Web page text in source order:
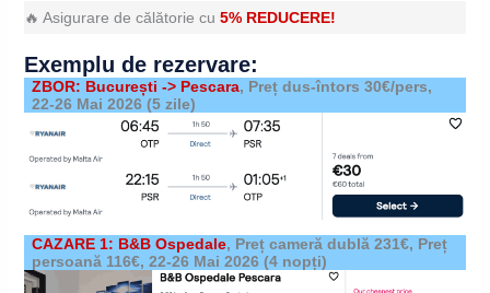
🔥 Asigurare de călătorie cu 5% REDUCERE!
Exemplu de rezervare:
ZBOR: București -> Pescara, Preț dus-întors 30€/pers,
22-26 Mai 2026 (5 zile)
CAZARE 1: B&B Ospedale, Preț cameră dublă 231€, Preț
persoană 116€, 22-26 Mai 2026(4 nopți)